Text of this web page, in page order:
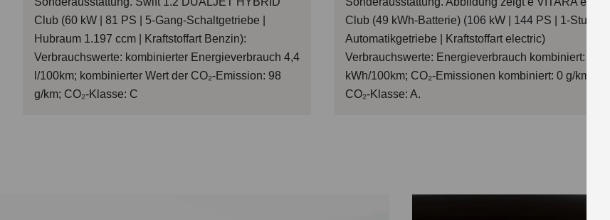
Club (60 kW | 81 PS | 5-Gang-Schaltgetriebe |
Hubraum 1.197 ccm | Kraftstoffart Benzin):
Verbrauchswerte: kombinierter Energieverbrauch 4,4
l/100km; kombinierter Wert der CO₂-Emission: 98
g/km; CO₂-Klasse: C
Club (49 kWh-Batterie) (106 kW | 144 PS | 1-Stufen
Automatikgetriebe | Kraftstoffart electric)
Verbrauchswerte: Energieverbrauch kombiniert: 14,9
kWh/100km; CO₂-Emissionen kombiniert: 0 g/km;
CO₂-Klasse: A.